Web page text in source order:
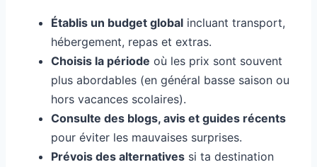
Établis un budget global incluant transport,
hébergement, repas et extras.
Choisis la période où les prix sont souvent
plus abordables (en général basse saison ou
hors vacances scolaires).
Consulte des blogs, avis et guides récents
pour éviter les mauvaises surprises.
Prévois des alternatives si ta destination